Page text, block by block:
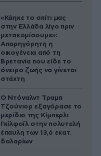
«Κάηκε το σπίτι μας
στην Ελλάδα λίγο πριν
μετακομίσουμε»:
Απαρηγόρητη η
οικογένεια από τη
Βρετανία που είδε το
όνειρο ζωής να γίνεται
στάχτη
Ο Ντόναλντ Τραμπ
Τζούνιορ εξαγόρασε το
μερίδιο της Κίμπερλι
Γκίλφοϊλ στην πολυτελή
έπαυλη των 13,6 εκατ.
δολαρίων